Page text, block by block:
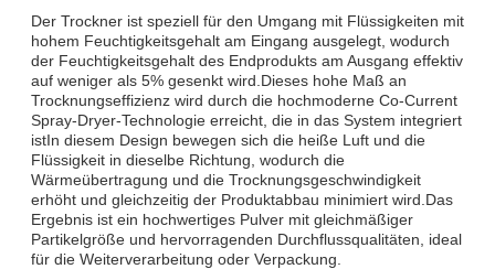
Der Trockner ist speziell für den Umgang mit Flüssigkeiten mit
hohem Feuchtigkeitsgehalt am Eingang ausgelegt, wodurch
der Feuchtigkeitsgehalt des Endprodukts am Ausgang effektiv
auf weniger als 5% gesenkt wird.Dieses hohe Maß an
Trocknungseffizienz wird durch die hochmoderne Co-Current
Spray-Dryer-Technologie erreicht, die in das System integriert
istIn diesem Design bewegen sich die heiße Luft und die
Flüssigkeit in dieselbe Richtung, wodurch die
Wärmeübertragung und die Trocknungsgeschwindigkeit
erhöht und gleichzeitig der Produktabbau minimiert wird.Das
Ergebnis ist ein hochwertiges Pulver mit gleichmäßiger
Partikelgröße und hervorragenden Durchflussqualitäten, ideal
für die Weiterverarbeitung oder Verpackung.